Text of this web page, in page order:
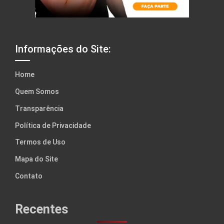
Informações do Site:
Home
Quem Somos
Transparência
Política de Privacidade
Termos de Uso
Mapa do Site
Contato
Recentes